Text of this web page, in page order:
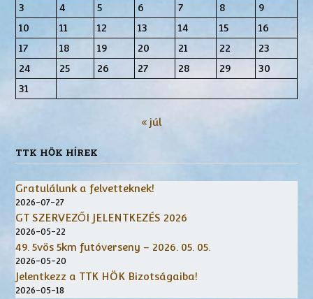
3
4 5 6 7 8
9
10
11 12 13 14 15
16
17
18 19 20 21 22
23
24
25 26 27 28 29
30
31
« júl
TTK HÖK HÍREK
Gratulálunk a felvetteknek!
2026-07-27
GT SZERVEZŐI JELENTKEZÉS 2026
2026-05-22
49. 5vös 5km futóverseny – 2026. 05. 05.
2026-05-20
Jelentkezz a TTK HÖK Bizotságaiba!
2026-05-18